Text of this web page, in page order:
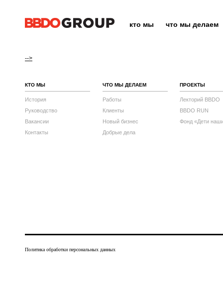
кто мы что мы делаем
-->
КТО МЫ
История
Руководство
Вакансии
Контакты
ЧТО МЫ ДЕЛАЕМ
Работы
Клиенты
Новый бизнес
Добрые дела
ПРОЕКТЫ
Лекторий BBDO
BBDO RUN
Фонд «Дети
Политика обработки персональных данных